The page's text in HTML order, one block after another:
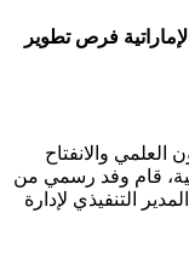
فرص تطوير
العلمي والانفتاح
قام وفد رسمي من
التنفيذي لإدارة